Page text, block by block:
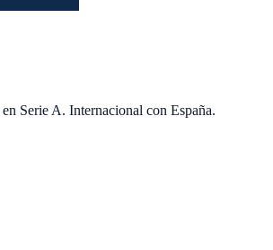
en Serie A. Internacional con España.